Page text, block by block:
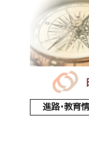
進路・教育